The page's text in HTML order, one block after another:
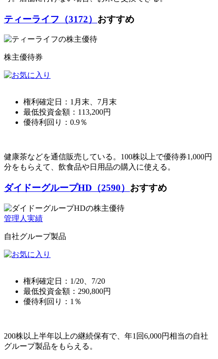
ティーライフ（3172） おすすめ
株主優待券
権利確定日： 1月末、7月末
最低投資金額： 113,200円
優待利回り： 0.9％
健康茶などを通信販売している。100株以上で優待券1,000円
分をもらえて、飲食品や日用品の購入に使える。
ダイドーグループHD（2590） おすすめ
管理人実績
自社グループ製品
権利確定日： 1/20、7/20
最低投資金額： 290,800円
優待利回り： 1％
200株以上半年以上の継続保有で、年1回6,000円相当の自社
グループ製品をもらえる。